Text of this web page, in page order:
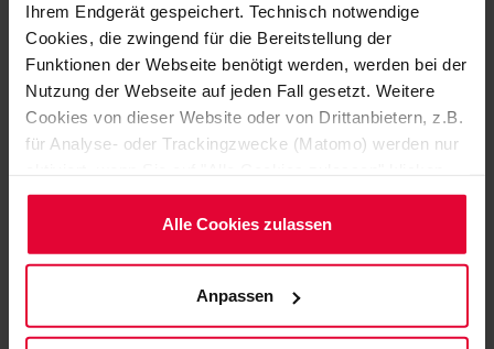
Ihrem Endgerät gespeichert. Technisch notwendige
Cookies, die zwingend für die Bereitstellung der
Funktionen der Webseite benötigt werden, werden bei der
Nutzung der Webseite auf jeden Fall gesetzt. Weitere
Cookies von dieser Website oder von Drittanbietern, z.B.
für Analyse- oder Trackingzwecke (Matomo) werden nur
Möchten Sie dies nicht, klicken Sie bitte auf "Nur
notwendige Cookies verwenden". Mehr dazu
(einschließlich der Möglichkeit, die Einwilligungserklärung
Cookie-Hinweis(Link im Fuß der Website)
bzw. derDatenschutzerklärung.
Alle Cookies zulassen
Anpassen